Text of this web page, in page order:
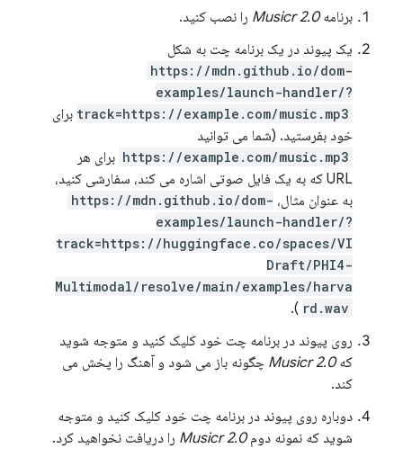
برنامهMusicr 2.0 را نصب کنید.
یک پیوند در یک برنامه چت به شکل
https://mdn.github.io/dom-
examples/launch-handler/?
track=https://example.com/music.mp3 برای
خود بفرستید. (شما می توانید
https://example.com/music.mp3 برای هر
URL که به یک فایل صوتی اشاره می کند، سفارشی کنید،
به عنوان مثال، https://mdn.github.io/dom-
examples/launch-handler/?
track=https://huggingface.co/spaces/VI
Draft/PHI4-
Multimodal/resolve/main/examples/harva
rd.wav
).
روی پیوند در برنامه چت خود کلیک کنید و متوجه شوید
کهMusicr 2.0 چگونه باز می شود و آهنگ را پخش می
کند.
دوباره روی پیوند در برنامه چت خود کلیک کنید و متوجه
شوید که نمونه دومMusicr 2.0 را دریافت نخواهید کرد.